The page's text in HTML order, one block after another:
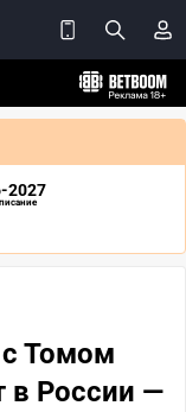
2027
с Томом
в России —